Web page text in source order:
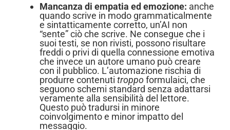
Mancanza di empatia ed emozione: anche
quando scrive in modo grammaticalmente
e sintatticamente corretto, un’AI non
“sente” ciò che scrive. Ne consegue che i
suoi testi, se non rivisti, possono risultare
freddi o privi di quella connessione emotiva
che invece un autore umano può creare
con il pubblico. L’automazione rischia di
produrre contenuti troppoformulaici, che
seguono schemi standard senza adattarsi
veramente alla sensibilità del lettore.
Questo può tradursi in minore
coinvolgimento e minor impatto del
messaggio.